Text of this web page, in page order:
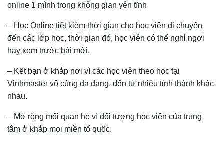
online 1 mình trong không gian yên tĩnh
– Học Online tiết kiệm thời gian cho học viên di chuyển
đến các lớp học, thời gian đó, học viên có thể nghỉ ngơi
hay xem trước bài mới.
– Kết bạn ở khắp nơi vì các học viên theo học tại
Vinhmaster vô cùng đa dạng, đến từ nhiều tỉnh thành khác
nhau.
– Mở rộng mối quan hệ vì đối tượng học viên của trung
tâm ở khắp mọi miền tổ quốc.